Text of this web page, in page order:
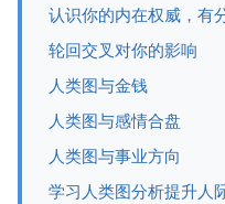
认识你的内在权威，有
轮回交叉对你的影响
人类图与金钱
人类图与感情合盘
人类图与事业方向
学习人类图分析提升人